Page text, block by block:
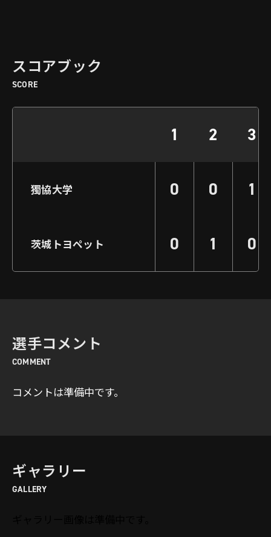
スコアブック
SCORE
1 2 3
獨協大学 0 0 1
茨城トヨペット 0 1 0
選手コメント
COMMENT
コメントは準備中です。
ギャラリー
GALLERY